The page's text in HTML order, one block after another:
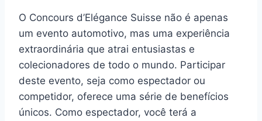
O Concours d’Elégance Suisse não é apenas
um evento automotivo, mas uma experiência
extraordinária que atrai entusiastas e
colecionadores de todo o mundo. Participar
deste evento, seja como espectador ou
competidor, oferece uma série de benefícios
únicos. Como espectador, você terá a